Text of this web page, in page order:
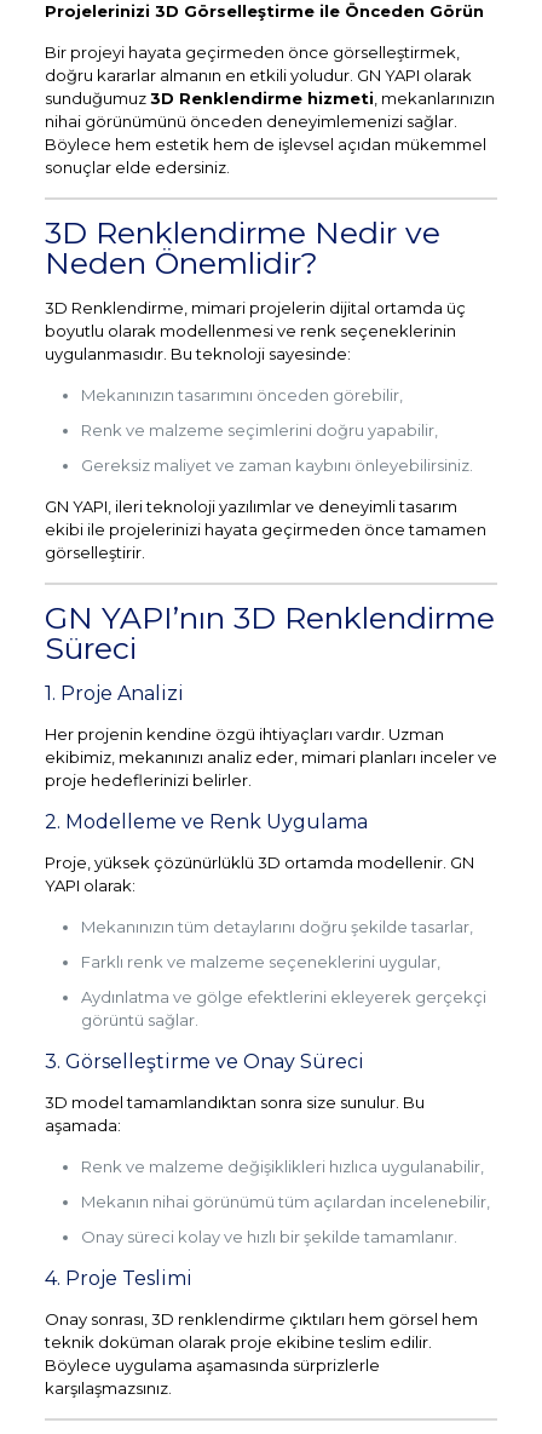
Projelerinizi 3D Görselleştirme ile Önceden Görün
Bir projeyi hayata geçirmeden önce görselleştirmek,
doğru kararlar almanın en etkili yoludur. GN YAPI olarak
sunduğumuz3D Renklendirme hizmeti , mekanlarınızın
nihai görünümünü önceden deneyimlemenizi sağlar.
Böylece hem estetik hem de işlevsel açıdan mükemmel
sonuçlar elde edersiniz.
3D Renklendirme Nedir ve
Neden Önemlidir?
3D Renklendirme, mimari projelerin dijital ortamda üç
boyutlu olarak modellenmesi ve renk seçeneklerinin
uygulanmasıdır. Bu teknoloji sayesinde:
Mekanınızın tasarımını önceden görebilir,
Renk ve malzeme seçimlerini doğru yapabilir,
Gereksiz maliyet ve zaman kaybını önleyebilirsiniz.
GN YAPI, ileri teknoloji yazılımlar ve deneyimli tasarım
ekibi ile projelerinizi hayata geçirmeden önce tamamen
görselleştirir.
GN YAPI’nın 3D Renklendirme
Süreci
1. Proje Analizi
Her projenin kendine özgü ihtiyaçları vardır. Uzman
ekibimiz, mekanınızı analiz eder, mimari planları inceler ve
proje hedeflerinizi belirler.
2. Modelleme ve Renk Uygulama
Proje, yüksek çözünürlüklü 3D ortamda modellenir. GN
YAPI olarak:
Mekanınızın tüm detaylarını doğru şekilde tasarlar,
Farklı renk ve malzeme seçeneklerini uygular,
Aydınlatma ve gölge efektlerini ekleyerek gerçekçi
görüntü sağlar.
3. Görselleştirme ve Onay Süreci
3D model tamamlandıktan sonra size sunulur. Bu
aşamada:
Renk ve malzeme değişiklikleri hızlıca uygulanabilir,
Mekanın nihai görünümü tüm açılardan incelenebilir,
Onay süreci kolay ve hızlı bir şekilde tamamlanır.
4. Proje Teslimi
Onay sonrası, 3D renklendirme çıktıları hem görsel hem
teknik doküman olarak proje ekibine teslim edilir.
Böylece uygulama aşamasında sürprizlerle
karşılaşmazsınız.